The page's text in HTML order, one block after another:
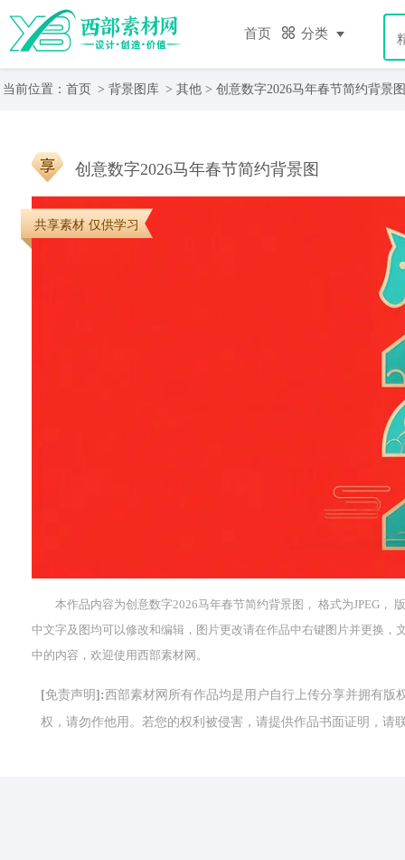
首页 分类
当前位置： 首页 > 背景图库 > 其他 > 创意数字2026马年春节简约背景图
共享素材 仅供学习
创意数字2026马年春节简约背景图
本作品内容为创意数字2026马年春节简约背景图， 格式为JPEG，
中文字及图均可以修改和编辑，图片更改请在作品中右键图片并更换
中的内容，欢迎使用西部素材网。
[免责声明]:西部素材网所有作品均是用户自行上传分享并拥有
权，请勿作他用。若您的权利被侵害，请提供作品书面证明，请